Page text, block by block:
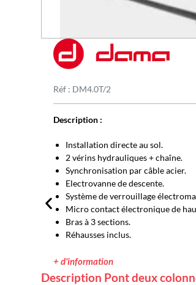
Réf : DM4.0T/2
Description :
Installation directe au sol.
2 vérins hydrauliques + chaîne.
Synchronisation par câble acier.
Electrovanne de descente.
Système de verrouillage
Micro contact électronique de
Bras à 3 sections.
Réhausses inclus.
+ d'information
Description Pont deux